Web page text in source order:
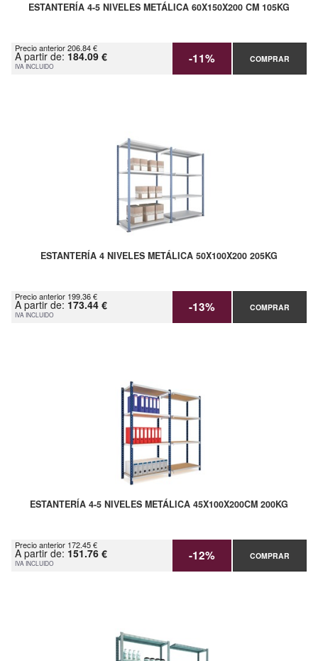
ESTANTERÍA 4-5 NIVELES METÁLICA 60X150X200 CM 105KG
Precio anterior 206.84 €
A partir de: 184.09 €
IVA INCLUIDO -11% COMPRAR
ESTANTERÍA 4 NIVELES METÁLICA 50X100X200 205KG
Precio anterior 199.36 €
A partir de: 173.44 €
IVA INCLUIDO -13% COMPRAR
ESTANTERÍA 4-5 NIVELES METÁLICA 45X100X200CM 200KG
Precio anterior 172.45 €
A partir de: 151.76 €
IVA INCLUIDO -12% COMPRAR